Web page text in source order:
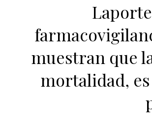
muestran que
mortalidad,